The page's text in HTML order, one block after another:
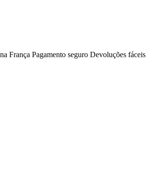
França Pagamento seguro Devoluções fáceis